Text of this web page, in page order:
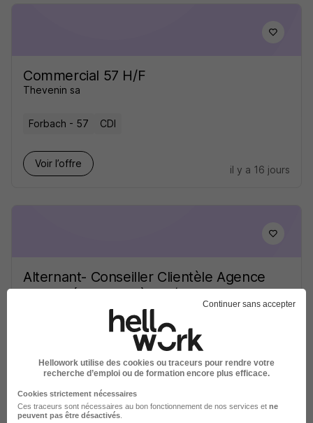
Commercial 57 H/F
Thevenin sa
Forbach - 57 CDI
Voir l’offre
il y a 16 jours
Alternant- Conseiller Clientèle Agence
- Chargé de Clientèle H/F
Cette entreprise souhaite rester anonyme
Alternance 1 an
Continuer sans accepter
Hellowork utilise des cookies ou traceurs pour rendre votre
recherche d’emploi ou de formation encore plus efficace.
Cookies strictement nécessaires
Ces traceurs sont nécessaires au bon fonctionnement de nos services et ne
peuvent pas être désactivés